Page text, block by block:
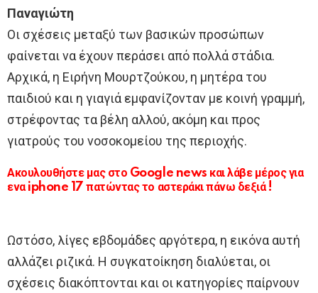
Παναγιώτη
Οι σχέσεις μεταξύ των βασικών προσώπων
φαίνεται να έχουν περάσει από πολλά στάδια.
Αρχικά, η Ειρήνη Μουρτζούκου, η μητέρα του
παιδιού και η γιαγιά εμφανίζονταν με κοινή γραμμή,
στρέφοντας τα βέλη αλλού, ακόμη και προς
γιατρούς του νοσοκομείου της περιοχής.
Ακουλουθήστε μας στο Google news και λάβε μέρος για
ενα iphone 17 πατώντας το αστεράκι πάνω δεξιά !
Ωστόσο, λίγες εβδομάδες αργότερα, η εικόνα αυτή
αλλάζει ριζικά. Η συγκατοίκηση διαλύεται, οι
σχέσεις διακόπτονται και οι κατηγορίες παίρνουν